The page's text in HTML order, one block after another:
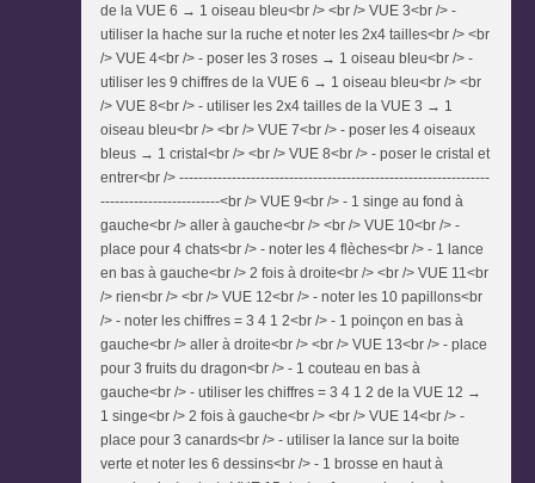
de la VUE 6 → 1 oiseau bleu<br /> <br /> VUE 3<br /> -
utiliser la hache sur la ruche et noter les 2x4 tailles<br /> <br
/> VUE 4<br /> - poser les 3 roses → 1 oiseau bleu<br /> -
utiliser les 9 chiffres de la VUE 6 → 1 oiseau bleu<br /> <br
/> VUE 8<br /> - utiliser les 2x4 tailles de la VUE 3 → 1
oiseau bleu<br /> <br /> VUE 7<br /> - poser les 4 oiseaux
bleus → 1 cristal<br /> <br /> VUE 8<br /> - poser le cristal et
entrer<br /> -----------------------------------------------------------------
-------------------------<br /> VUE 9<br /> - 1 singe au fond à
gauche<br /> aller à gauche<br /> <br /> VUE 10<br /> -
place pour 4 chats<br /> - noter les 4 flèches<br /> - 1 lance
en bas à gauche<br /> 2 fois à droite<br /> <br /> VUE 11<br
/> rien<br /> <br /> VUE 12<br /> - noter les 10 papillons<br
/> - noter les chiffres = 3 4 1 2<br /> - 1 poinçon en bas à
gauche<br /> aller à droite<br /> <br /> VUE 13<br /> - place
pour 3 fruits du dragon<br /> - 1 couteau en bas à
gauche<br /> - utiliser les chiffres = 3 4 1 2 de la VUE 12 →
1 singe<br /> 2 fois à gauche<br /> <br /> VUE 14<br /> -
place pour 3 canards<br /> - utiliser la lance sur la boite
verte et noter les 6 dessins<br /> - 1 brosse en haut à